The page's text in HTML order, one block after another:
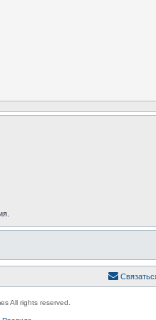
All rights reserved.